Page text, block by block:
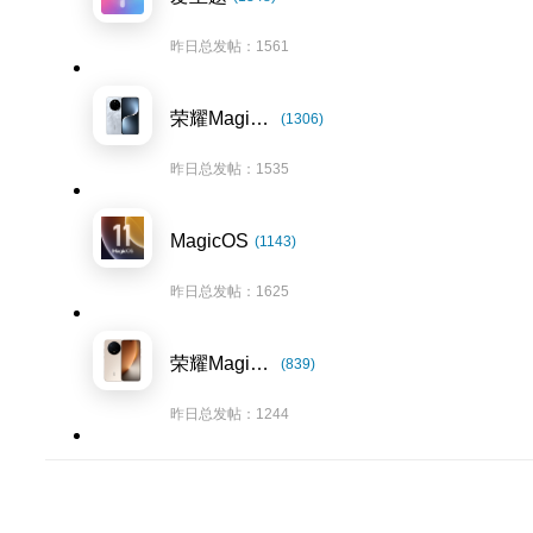
昨日总发帖：1561
荣耀Magic7系列 (1306)
昨日总发帖：1535
MagicOS (1143)
昨日总发帖：1625
荣耀Magic8系列 (839)
昨日总发帖：1244